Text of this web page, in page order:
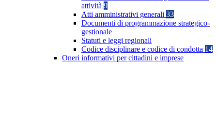
attività 9
Atti amministrativi generali 33
Documenti di programmazione strategico-
gestionale
Statuti e leggi regionali
Codice disciplinare e codice di condotta 14
Oneri informativi per cittadini e imprese